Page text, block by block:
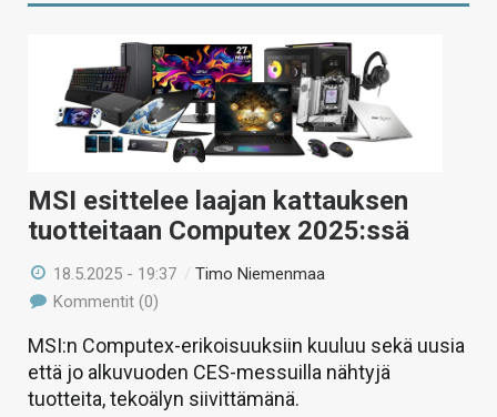
MSI esittelee laajan kattauksen
tuotteitaan Computex 2025:ssä
18.5.2025 - 19:37 /Timo Niemenmaa
Kommentit (0)
MSI:n Computex-erikoisuuksiin kuuluu sekä uusia
että jo alkuvuoden CES-messuilla nähtyjä
tuotteita, tekoälyn siivittämänä.